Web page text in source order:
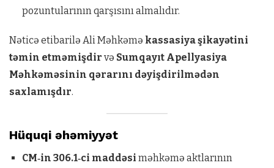
pozuntularının qarşısını almalıdır.
Nəticə etibarilə Ali Məhkəmə kassasiya şikayətini
təmin etməmişdir və Sumqayıt Apellyasiya
Məhkəməsinin qərarını dəyişdirilmədən
saxlamışdır.
Hüquqi əhəmiyyət
CM‑in 306.1‑ci maddəsi məhkəmə aktlarının